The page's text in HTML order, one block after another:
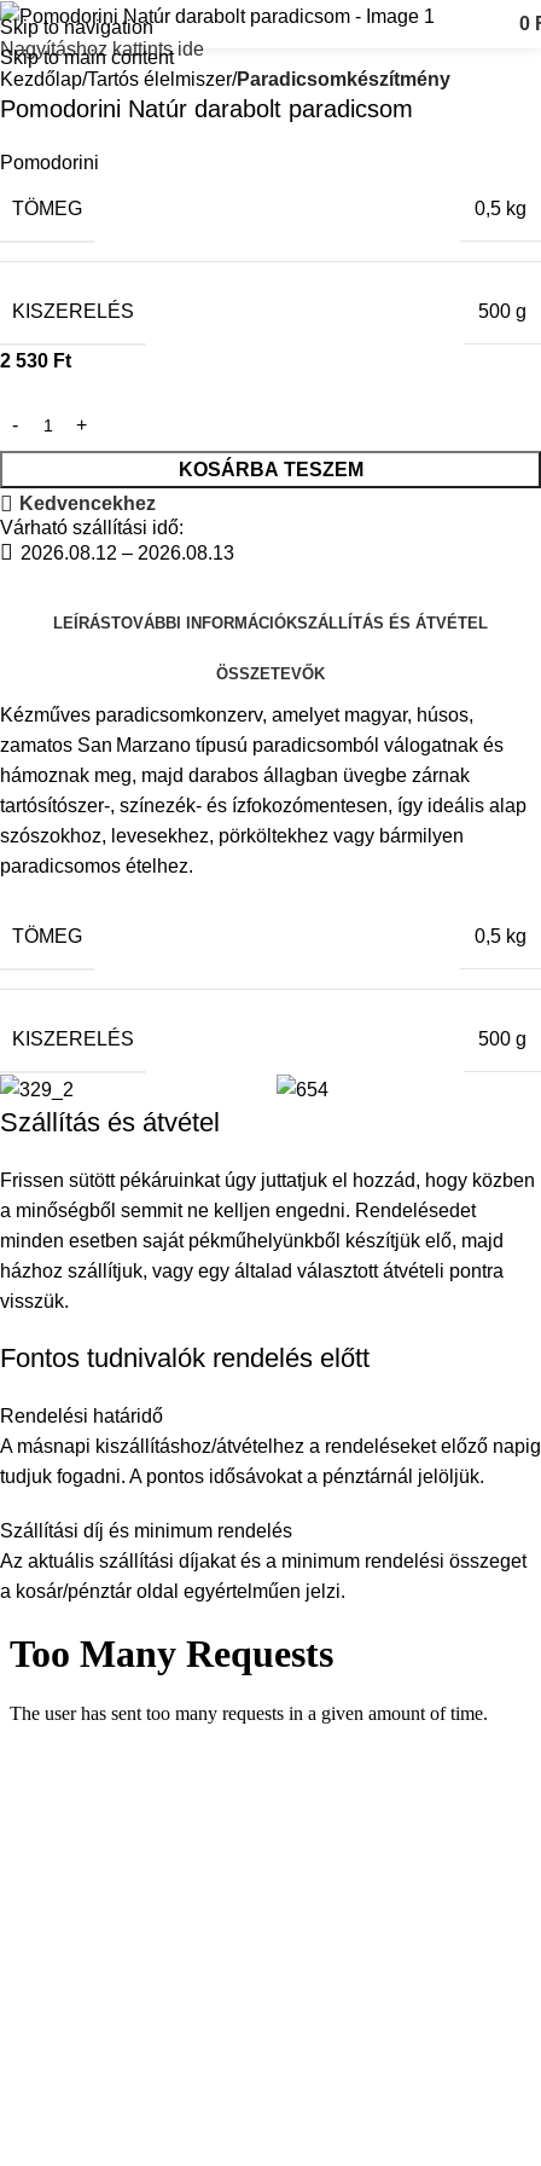
Skip to navigation
Skip to main content
0
Nagyításhoz kattints ide
Kezdőlap Tartós élelmiszer Paradicsomkészítmény
Pomodorini Natúr darabolt paradicsom
Pomodorini
TÖMEG 0,5 kg
KISZERELÉS 500 g
2 530 Ft
KOSÁRBA TESZEM
Kedvencekhez
Várható szállítási idő:
2026.08.12 – 2026.08.13
LEÍRÁSTOVÁBBI INFORMÁCIÓKSZÁLLÍTÁS ÉS ÁTVÉTEL
ÖSSZETEVŐK
Kézműves paradicsomkonzerv, amelyet magyar, húsos,
zamatos San Marzano típusú paradicsomból válogatnak és
hámoznak meg, majd darabos állagban üvegbe zárnak
tartósítószer‑, színezék‑ és ízfokozómentesen, így ideális alap
szószokhoz, levesekhez, pörköltekhez vagy bármilyen
paradicsomos ételhez.
TÖMEG 0,5 kg
KISZERELÉS 500 g
Szállítás és átvétel
Frissen sütött pékáruinkat úgy juttatjuk el hozzád, hogy közben
a minőségből semmit ne kelljen engedni. Rendelésedet
minden esetben saját pékműhelyünkből készítjük elő, majd
házhoz szállítjuk, vagy egy általad választott átvételi pontra
visszük.
Fontos tudnivalók rendelés előtt
Rendelési határidő
A másnapi kiszállításhoz/átvételhez a rendeléseket előző napig
tudjuk fogadni. A pontos idősávokat a pénztárnál jelöljük.
Szállítási díj és minimum rendelés
Az aktuális szállítási díjakat és a minimum rendelési összeget
a kosár/pénztár oldal egyértelműen jelzi.